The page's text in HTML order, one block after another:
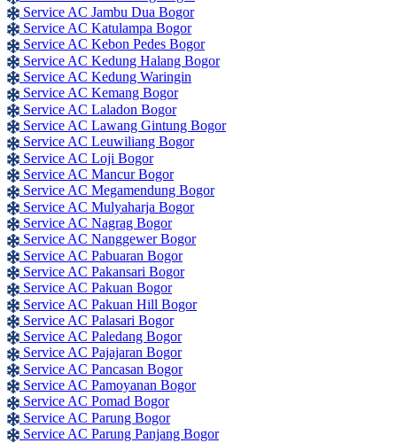
Service AC Jambu Dua Bogor
Service AC Katulampa Bogor
Service AC Kebon Pedes Bogor
Service AC Kedung Halang Bogor
Service AC Kedung Waringin
Service AC Kemang Bogor
Service AC Laladon Bogor
Service AC Lawang Gintung Bogor
Service AC Leuwiliang Bogor
Service AC Loji Bogor
Service AC Mancur Bogor
Service AC Megamendung Bogor
Service AC Mulyaharja Bogor
Service AC Nagrag Bogor
Service AC Nanggewer Bogor
Service AC Pabuaran Bogor
Service AC Pakansari Bogor
Service AC Pakuan Bogor
Service AC Pakuan Hill Bogor
Service AC Palasari Bogor
Service AC Paledang Bogor
Service AC Pajajaran Bogor
Service AC Pancasan Bogor
Service AC Pamoyanan Bogor
Service AC Pomad Bogor
Service AC Parung Bogor
Service AC Parung Panjang Bogor